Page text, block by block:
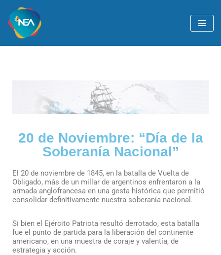
Ir
20 de Noviembre: “Día de la
Soberanía Nacional”
El 20 de noviembre de 1845, en la batalla de Vuelta de
Obligado, más de un millar de argentinos enfrentaron a la
armada anglofrancesa en una gesta histórica que permitió
consolidar definitivamente nuestra soberanía nacional.
Si bien el Ejército Patriota resultó derrotado, esta batalla
fue el punto de partida para la liberación del continente
americano, en una muestra de coraje y valentía, de
estrategia y acción.